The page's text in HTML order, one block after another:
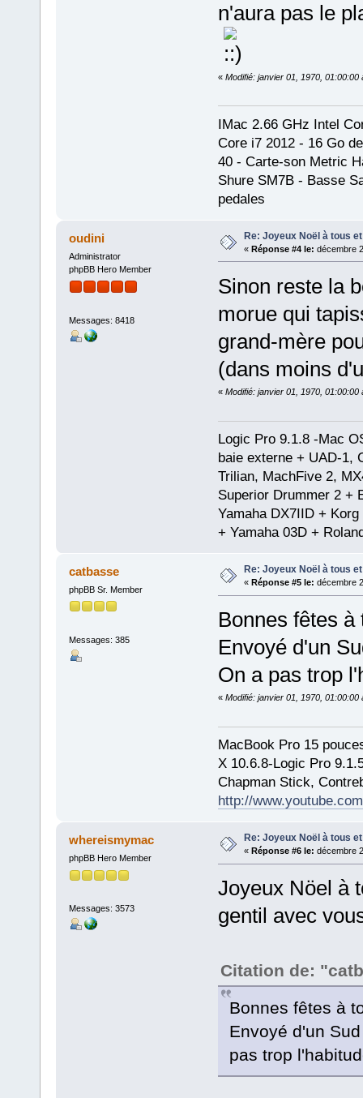
n'aura pas le
« Modifié: janvier 01, 1970, 01:00:00
IMac 2.66 GHz Intel
Core i7 2012 - 16 Go
40 - Carte-son Metric
Shure SM7B - Basse
pedales
oudini
Administrator
phpBB Hero Member
Messages: 8418
Re: Joyeux Noël à tous
« Réponse #4 le: décembre
Sinon reste la
morue qui
grand-mère
(dans moins
« Modifié: janvier 01, 1970, 01:00:00
Logic Pro 9.1.8 -Mac
baie externe + UAD-1,
Trilian, MachFive 2,
Superior Drummer 2 +
Yamaha DX7IID +
+ Yamaha 03D +
catbasse
phpBB Sr. Member
Messages: 385
Re: Joyeux Noël à tous
« Réponse #5 le: décembre
Bonnes fêtes à
Envoyé d'un
On a pas trop
« Modifié: janvier 01, 1970, 01:00:00
MacBook Pro 15
X 10.6.8-Logic Pro
Chapman Stick,
http://
whereismymac
phpBB Hero Member
Messages: 3573
Re: Joyeux Noël à tous
« Réponse #6 le: décembre
Joyeux Nöel à
gentil avec
Citation de:
Bonnes fêtes à
Envoyé d'un
pas trop